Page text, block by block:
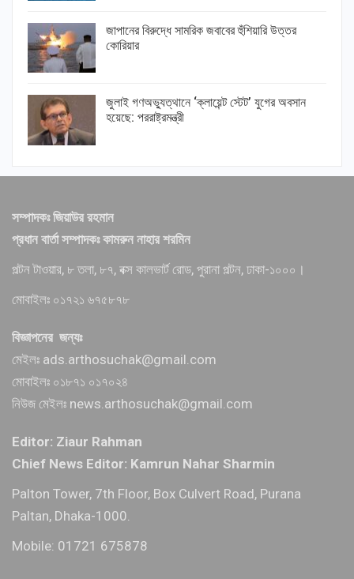
জাপানের বিরুদ্ধে সামরিক জবাবের হুঁশিয়ারি উত্তর
কোরিয়ার
জুলাই গণঅভ্যুত্থানে ‘ক্লায়েন্ট স্টেট’ যুগের অবসান
হয়েছে: পররাষ্ট্রমন্ত্রী
সম্পাদকঃ জিয়াউর রহমান
প্রধান বার্তা সম্পাদকঃ কামরুন নাহার শরমিন
পল্টন টাওয়ার, ৮ তলা, ৮৭, বক্স কালভার্ট রোড, পুরানা পল্টন, ঢাকা-১০০০।
মোবাইলঃ ০১৭২১ ৬৭৫৮৭৮
বিজ্ঞাপনের জন্যঃ
মেইলঃ ads.arthosuchak@gmail.com
মোবাইলঃ ০১৮৭১ ০১৭০২৪
নিউজ মেইলঃ news.arthosuchak@gmail.com
Editor: Ziaur Rahman
Chief News Editor: Kamrun Nahar Sharmin
Palton Tower, 7th Floor, Box Culvert Road, Purana
Paltan, Dhaka-1000.
Mobile: 01721 675878